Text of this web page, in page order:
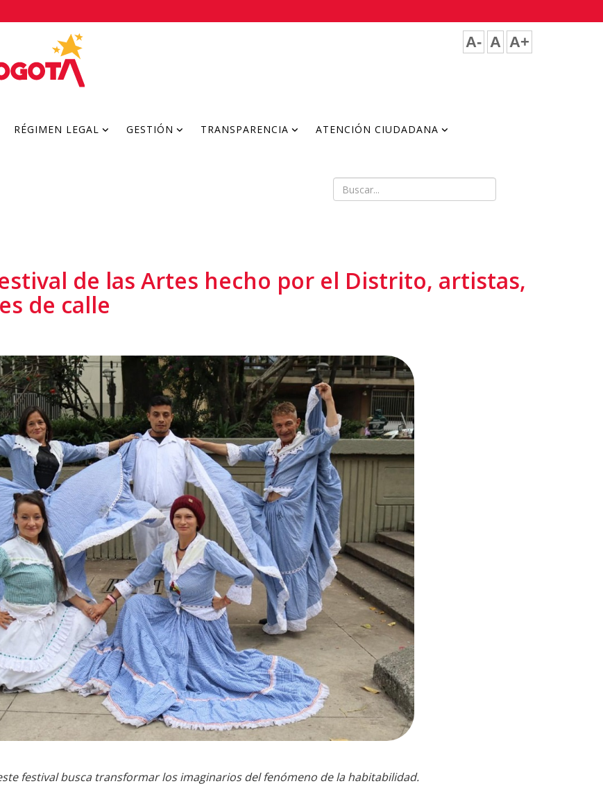
A- A A+
RÉGIMEN LEGAL GESTIÓN TRANSPARENCIA ATENCIÓN CIUDADANA
de las Artes hecho por el Distrito, artistas,
de calle
festival busca transformar los imaginarios del fenómeno de la habitabilidad.